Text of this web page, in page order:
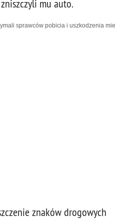
mu auto.
sprawców pobicia i uszkodzenia
znaków drogowych